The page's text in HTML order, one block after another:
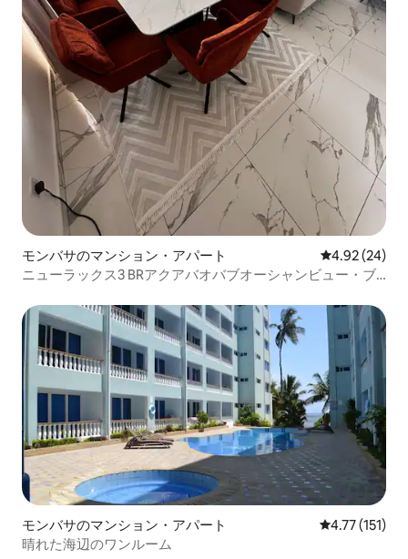
モンバサのマンション・アパート レビュー24
4.92 (24)
ニューラックス3 BRアクアバオバブオーシャンビュー・ブ
モンバサのマンション・アパート レビュー151
4.77 (151)
晴れた海辺のワンルーム